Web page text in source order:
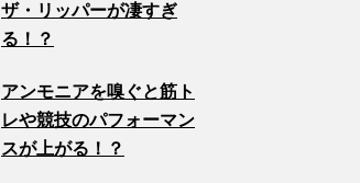
ザ・リッパーが凄すぎ
る！？
アンモニアを嗅ぐと筋ト
レや競技のパフォーマン
スが上がる！？